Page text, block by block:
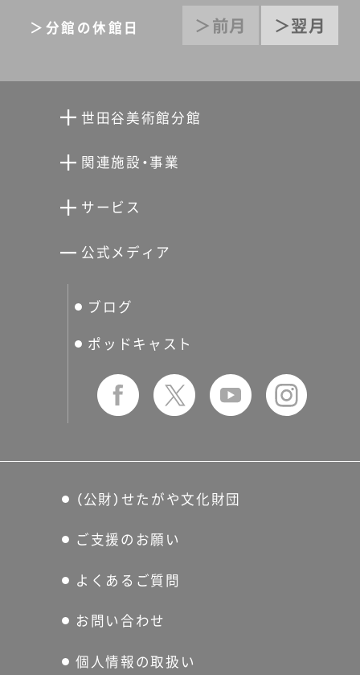
＞前月 ＞翌月
＞分館の休館日
世田谷美術館分館
向井潤吉アトリエ館
分館スケジュール
関連施設・事業
世田谷文学館
せたおん
サービス
せたがやアーツカード
友の会
公式メディア
ブログ
ポッドキャスト
（公財）せたがや文化財団
ご支援のお願い
よくあるご質問
お問い合わせ
個人情報の取扱い